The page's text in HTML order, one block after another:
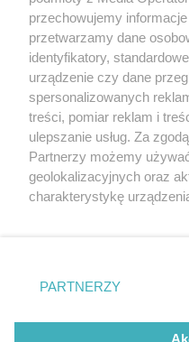
Nie zapomnij
zapoznać się z:
polityką prywatności
Twojemiasto
Piekary Śląskie
Chorzów
Tarnowskie Góry
Gliwice
przechowujemy
przetwarzamy dane
identyfikatory,
urządzenie czy dane
spersonalizowanych
treści, pomiar reklam i
ulepszanie usług. Za
Partnerzy możemy
geolokalizacyjnych oraz
charakterystykę
zmienić/wycofać klikając
znajdujący się w lewym
rodzaje przetwarzania
użytkownika, ale masz
PARTNERZY